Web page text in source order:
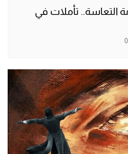
التعاسة.. تأملات في